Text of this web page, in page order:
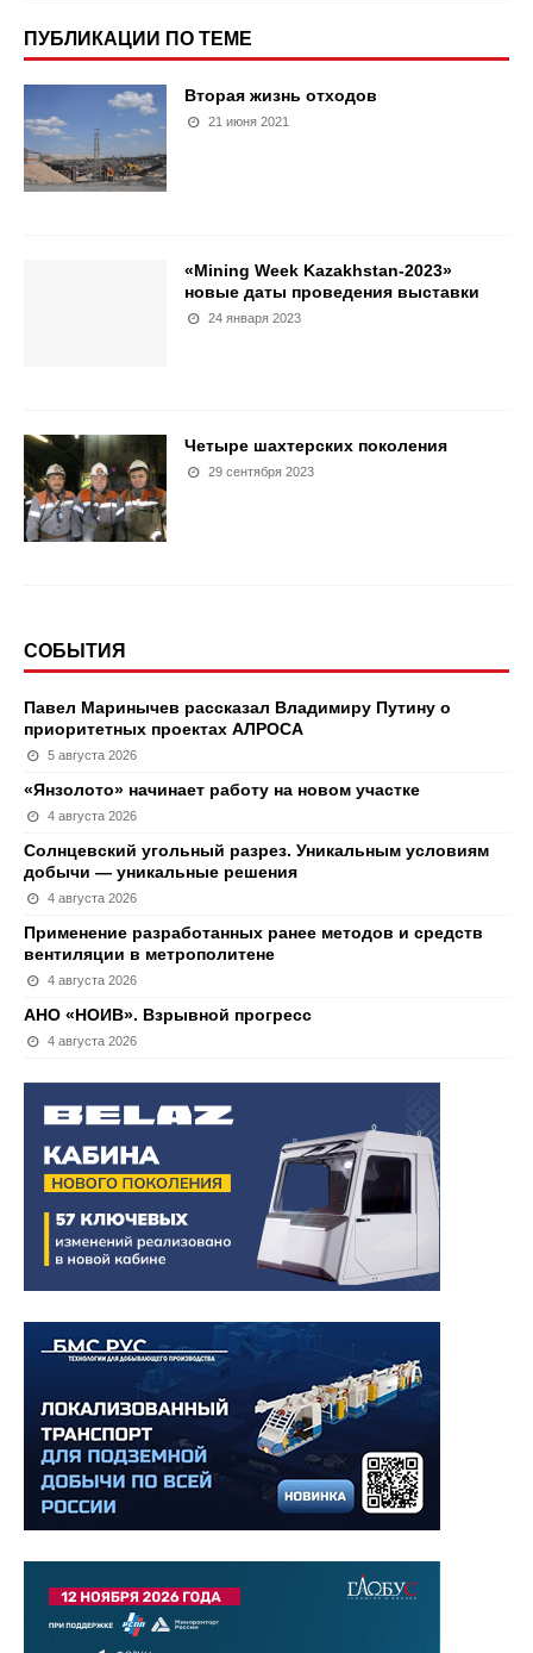
ПУБЛИКАЦИИ ПО ТЕМЕ
Вторая жизнь отходов
21 июня 2021
«Mining Week Kazakhstan-2023»
новые даты проведения выставки
24 января 2023
Четыре шахтерских поколения
29 сентября 2023
СОБЫТИЯ
Павел Маринычев рассказал Владимиру Путину о
приоритетных проектах АЛРОСА
5 августа 2026
«Янзолото» начинает работу на новом участке
4 августа 2026
Солнцевский угольный разрез. Уникальным условиям
добычи — уникальные решения
4 августа 2026
Применение разработанных ранее методов и средств
вентиляции в метрополитене
4 августа 2026
АНО «НОИВ». Взрывной прогресс
4 августа 2026